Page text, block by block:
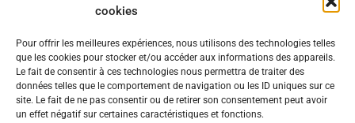
cookies
Pour offrir les meilleures expériences, nous utilisons des technologies telles
que les cookies pour stocker et/ou accéder aux informations des appareils.
Le fait de consentir à ces technologies nous permettra de traiter des
données telles que le comportement de navigation ou les ID uniques sur ce
site. Le fait de ne pas consentir ou de retirer son consentement peut avoir
un effet négatif sur certaines caractéristiques et fonctions.
Envoyer